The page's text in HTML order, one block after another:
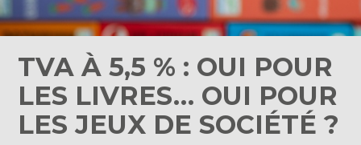
TVA À 5,5 % : OUI POUR
LES LIVRES… OUI POUR
LES JEUX DE SOCIÉTÉ ?